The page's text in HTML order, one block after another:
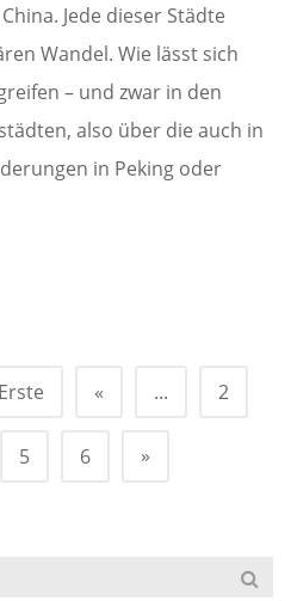
Jede dieser Städte
Wandel. Wie lässt sich
– und zwar in den
also über die auch in
in Peking oder
« ... 2
5 6 »